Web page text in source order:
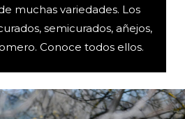
muchas variedades. Los
semicurados, añejos,
Conoce todos ellos.